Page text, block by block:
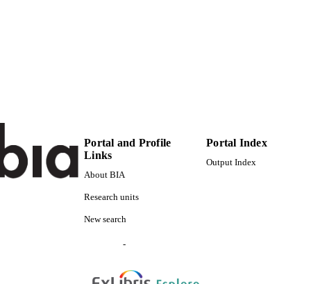
Portal and Profile
Links
About BIA
Research units
New search
Portal Index
Output Index
-